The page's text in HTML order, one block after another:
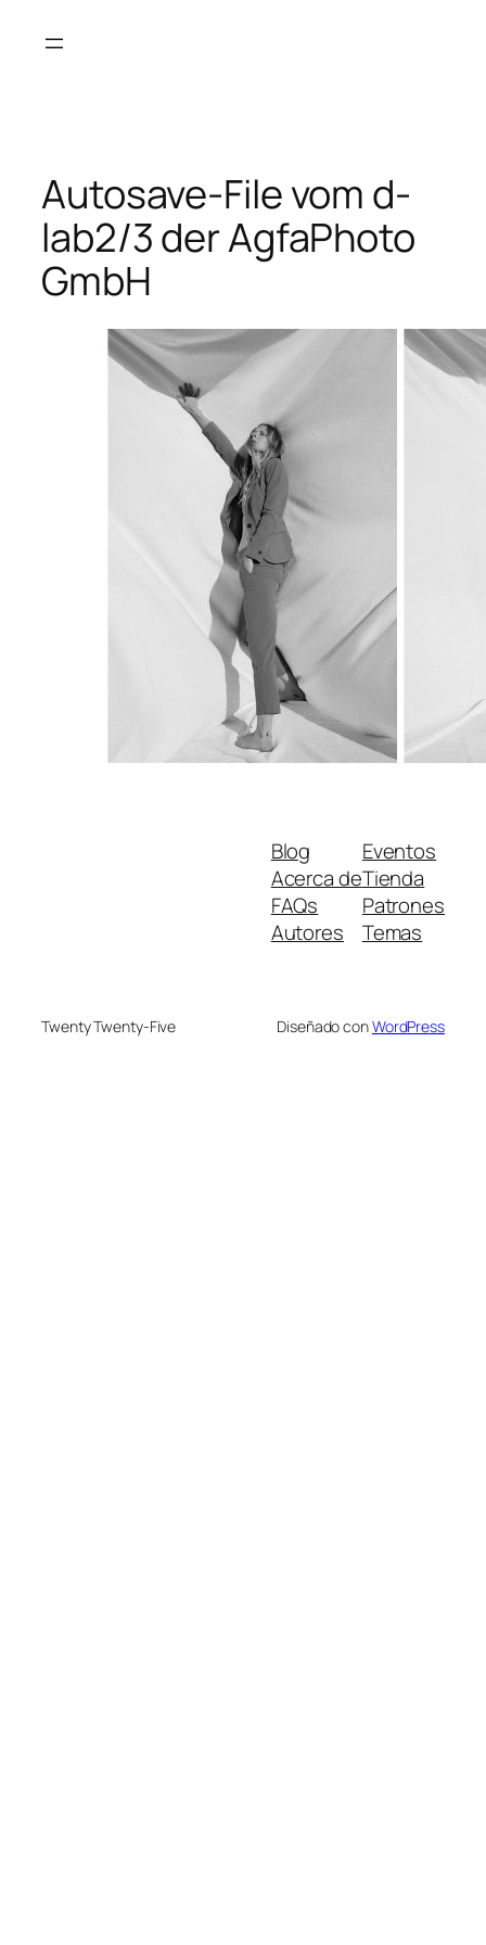
Autosave-File vom d-
lab2/3 der AgfaPhoto
GmbH
Blog
Acerca de
FAQs
Autores
Eventos
Tienda
Patrones
Temas
Twenty Twenty-Five Diseñado conWordPress